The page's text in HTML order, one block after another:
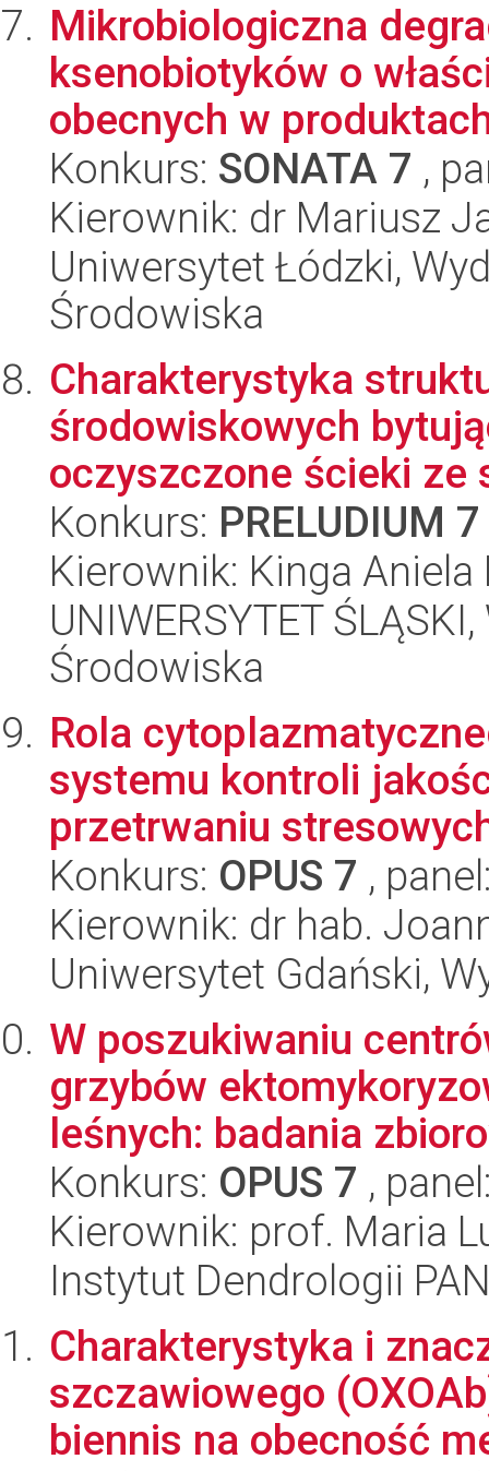
Mikrobiologiczna
ksenobiotyków o
obecnych w
Konkurs: SONATA 7 ,
Kierownik: dr Mariusz
Uniwersytet Łódzki,
Środowiska
Charakterystyka
środowiskowych
oczyszczone ścieki ze
Konkurs: PRELUDIUM 7
Kierownik: Kinga
UNIWERSYTET
Środowiska
Rola
systemu kontroli
przetrwaniu
Konkurs: OPUS 7 ,
Kierownik: dr hab.
Uniwersytet Gdański,
W poszukiwaniu
grzybów
leśnych: badania
Konkurs: OPUS 7 ,
Kierownik: prof. Maria
Instytut Dendrologii
Charakterystyka i
szczawiowego
biennis na obecność